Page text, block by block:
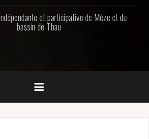
et participative de Mèze et du
bassin de Thau